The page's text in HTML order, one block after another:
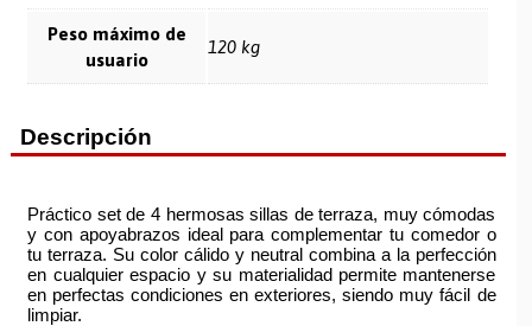
Peso máximo de
usuario
120 kg
Descripción
Práctico set de 4 hermosas sillas de terraza, muy cómodas
y con apoyabrazos ideal para complementar tu comedor o
tu terraza. Su color cálido y neutral combina a la perfección
en cualquier espacio y su materialidad permite mantenerse
en perfectas condiciones en exteriores, siendo muy fácil de
limpiar.